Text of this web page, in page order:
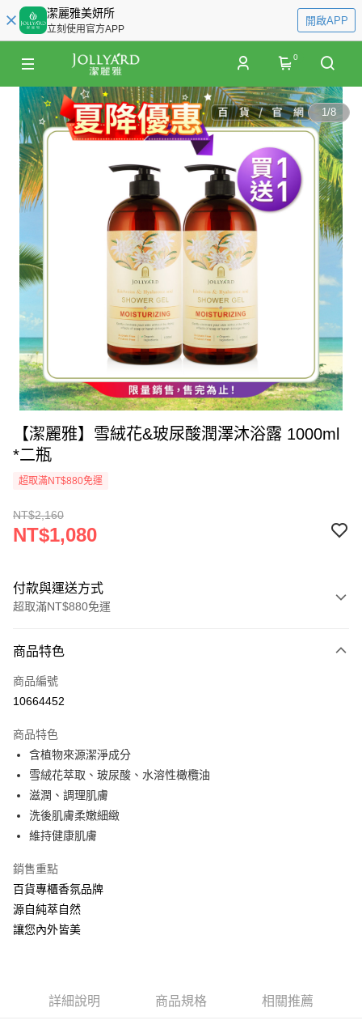
潔麗雅美妍所
立刻使用官方APP
開啟APP
0
1/8
【潔麗雅】雪絨花&玻尿酸潤澤沐浴露 1000ml
*二瓶
超取滿NT$880免運
NT$2,160
NT$1,080
付款與運送方式
超取滿NT$880免運
信用卡一次付款
超商取貨付款
Apple Pay
ATM付款
運送方式
每筆NT$60，滿NT$880(含以上)免運費
付款後全家取貨
付款後7-11取貨
商品特色
商品編號
10664452
商品特色
含植物來源潔淨成分
雪絨花萃取、玻尿酸、水溶性橄欖油
滋潤、調理肌膚
洗後肌膚柔嫩細緻
維持健康肌膚
銷售重點
百貨專櫃香氛品牌
源自純萃自然
讓您內外皆美
詳細說明 商品規格 相關推薦